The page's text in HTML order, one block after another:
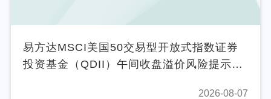
易方达MSCI美国50交易型开放式指数证券
投资基金（QDII）午间收盘溢价风险提示公
2026-08-07